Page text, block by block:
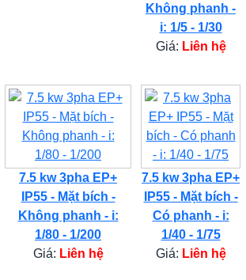
Không phanh -
i: 1/5 - 1/30
Giá: Liên hệ
7.5 kw 3pha EP+
IP55 - Mặt bích -
Không phanh - i:
1/80 - 1/200
Giá: Liên hệ
7.5 kw 3pha EP+
IP55 - Mặt bích -
Có phanh - i:
1/40 - 1/75
Giá: Liên hệ